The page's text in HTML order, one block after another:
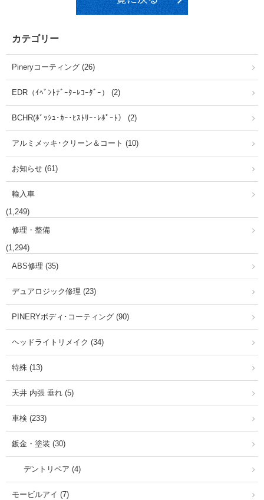
カテゴリー
Pineryコーティング (26)
EDR（ｲﾍﾞﾝﾄﾃﾞｰﾀｰﾚｺｰﾀﾞｰ） (2)
BCHR(ﾎﾞｯｼｭ･ｶｰ･ﾋｽﾄﾘｰ･ﾚﾎﾟｰﾄ） (2)
アルミメッキ･クリーン＆コート (10)
お知らせ (61)
輸入車
(1,249)
修理・整備
(1,294)
ABS修理 (35)
デュアロジック修理 (23)
PINERYボディ･コーティング (90)
ヘッドライトリメイク (34)
特殊 (13)
天井 内張 垂れ (5)
車検 (233)
鈑金・塗装 (30)
デントリペア (4)
モービルアイ (7)